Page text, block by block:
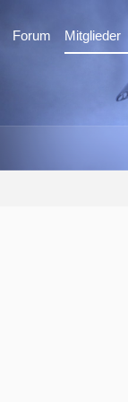
Forum Mitglieder